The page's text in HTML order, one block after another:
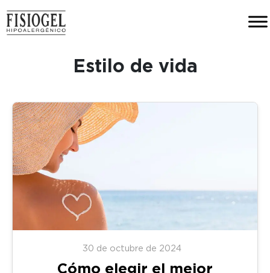
Estilo de vida
30 de octubre de 2024
Cómo elegir el mejor